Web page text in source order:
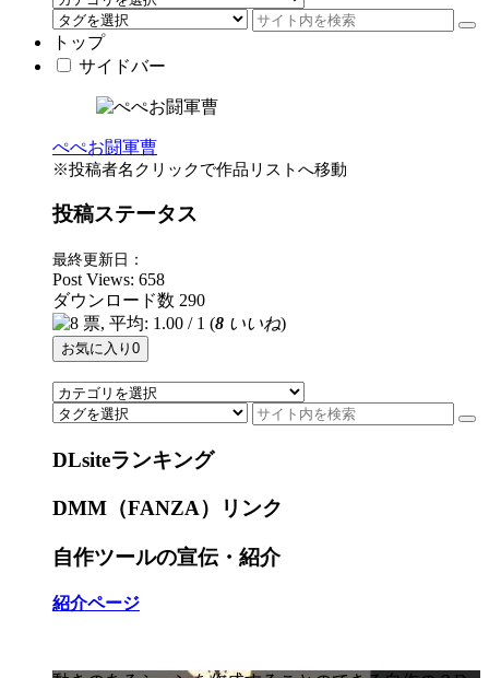
トップ
サイドバー
ぺぺお闘軍曹
※投稿者名クリックで作品リストへ移動
投稿ステータス
最終更新日：
Post Views: 658
ダウンロード数 290
(8 いいね)
お気に入り 0
DLsiteランキング
DMM（FANZA）リンク
自作ツールの宣伝・紹介
紹介ページ